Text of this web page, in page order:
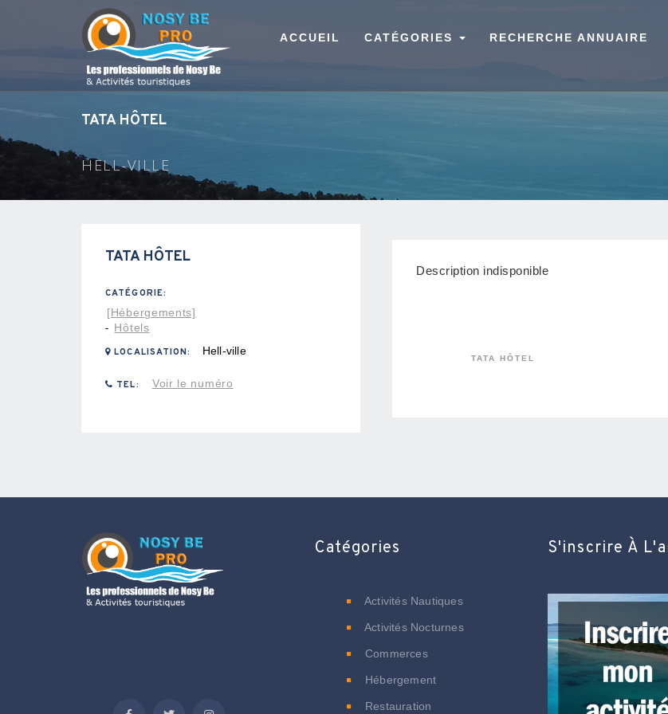
ACCUEIL CATÉGORIES RECHERCHE ANNUAIRE
TATA HÔTEL
HELL-VILLE
TATA HÔTEL
CATÉGORIE:
[Hébergements]
- Hôtels
LOCALISATION: Hell-ville
TEL: Voir le numéro
Description indisponible
TATA HÔTEL
Catégories
Activités Nautiques
Activités Nocturnes
Commerces
Hébergement
Restauration
S'inscrire À